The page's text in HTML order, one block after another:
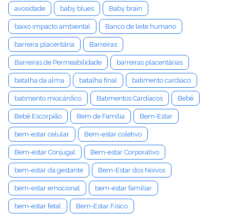
avosidade baby blues Baby brain
baixo impacto ambiental Banco de leite humano
barreira placentária Barreiras
Barreiras de Permeabilidade barreiras placentárias
batalha da alma batalha final batimento cardíaco
batimento miocárdico Batimentos Cardíacos Bebê
Bebê Escorpião Bem de Família Bem-Estar
bem-estar celular Bem-estar coletivo
Bem-estar Conjugal Bem-estar Corporativo
bem-estar da gestante Bem-Estar dos Noivos
bem-estar emocional bem-estar familiar
bem-estar fetal Bem-Estar Físico